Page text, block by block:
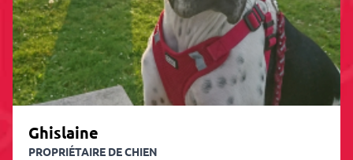
Ghislaine
PROPRIÉTAIRE DE CHIEN